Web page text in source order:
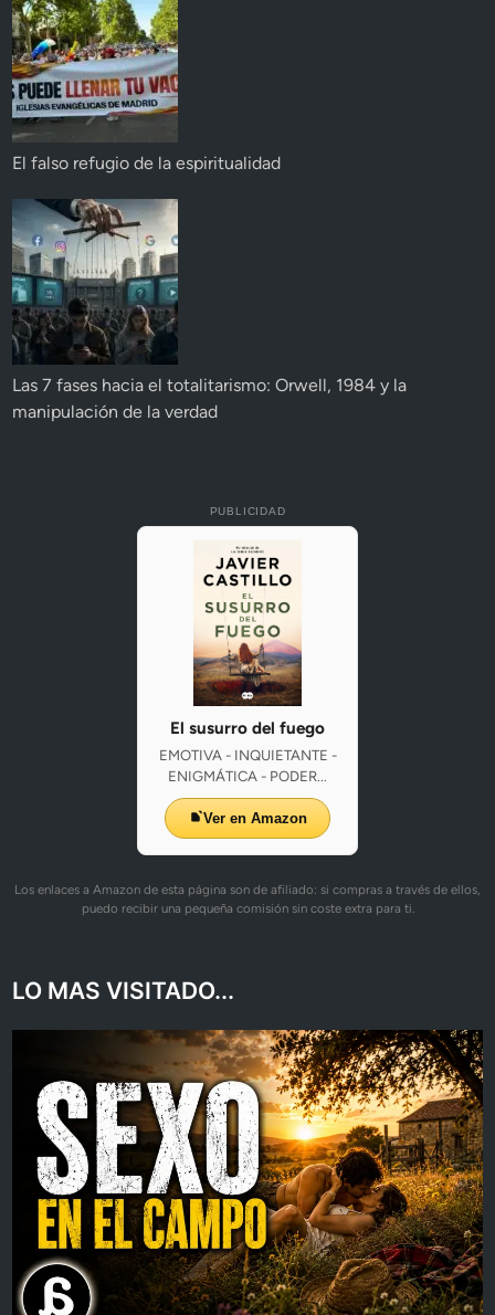
El falso refugio de la espiritualidad
Las 7 fases hacia el totalitarismo: Orwell, 1984 y la
manipulación de la verdad
PUBLICIDAD
El susurro del fuego
EMOTIVA - INQUIETANTE -
ENIGMÁTICA - PODER...
Ver en Amazon
Los enlaces a Amazon de esta página son de afiliado: si compras a través de ellos,
puedo recibir una pequeña comisión sin coste extra para ti.
LO MAS VISITADO...